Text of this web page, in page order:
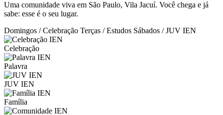
Uma comunidade viva em São Paulo, Vila Jacuí. Você chega e já
sabe: esse é o seu lugar.
Domingos / Celebração Terças / Estudos Sábados / JUV IEN
Celebração
Palavra
JUV IEN
Família